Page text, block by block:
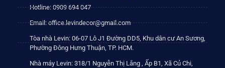
Hotline: 0909 694 047
Email: office.levindecor@gmail.com
Tòa nhà Levin: 06-07 Lô J1 Đường DD5, Khu dân cư An Sương,
Phường Đông Hưng Thuận, TP. HCM.
Nhà máy Levin: 318/1 Nguyễn Thị Lắng , Ấp B1, Xã Củ Chi,